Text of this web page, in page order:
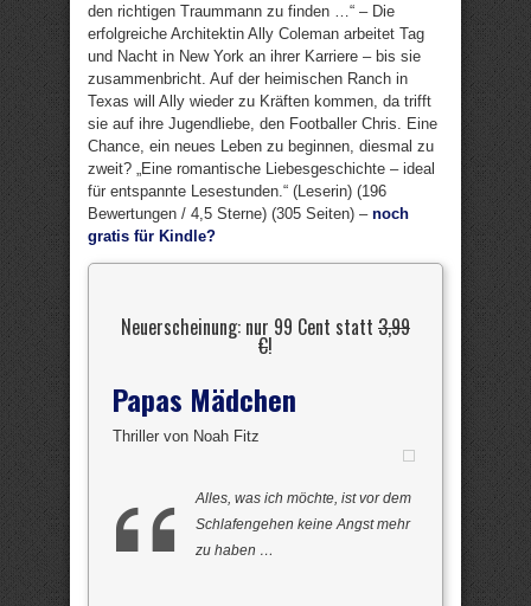
den richtigen Traummann zu finden …“ – Die
erfolgreiche Architektin Ally Coleman arbeitet Tag
und Nacht in New York an ihrer Karriere – bis sie
zusammenbricht. Auf der heimischen Ranch in
Texas will Ally wieder zu Kräften kommen, da trifft
sie auf ihre Jugendliebe, den Footballer Chris. Eine
Chance, ein neues Leben zu beginnen, diesmal zu
zweit? „Eine romantische Liebesgeschichte – ideal
für entspannte Lesestunden.“ (Leserin) (196
Bewertungen / 4,5 Sterne) (305 Seiten) – noch
gratis für Kindle?
Neuerscheinung: nur 99 Cent statt 3,99
€!
Papas Mädchen
Thriller von Noah Fitz
Alles, was ich möchte, ist vor dem
Schlafengehen keine Angst mehr
zu haben …